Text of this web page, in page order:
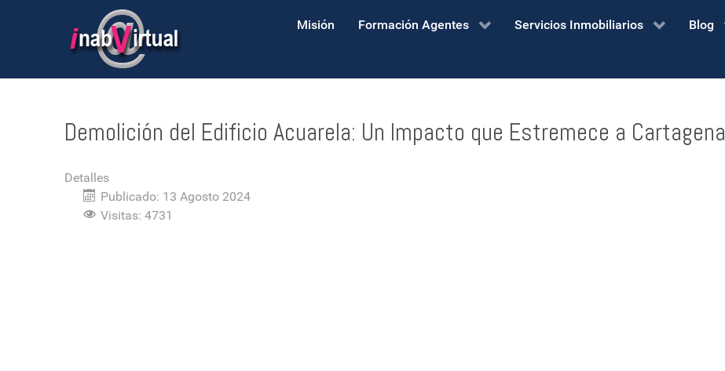
Misión Formación Agentes Servicios Inmobiliarios Blog
Demolición del Edificio Acuarela: Un Impacto que Estremece a Cartagena
Detalles
Publicado: 13 Agosto 2024
Visitas: 4731